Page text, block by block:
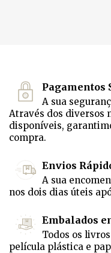
Pagamentos
A sua
Através dos diversos
disponíveis,
compra.
Envios
A sua
nos dois dias úteis
Embalados
Todos os
película plástica e